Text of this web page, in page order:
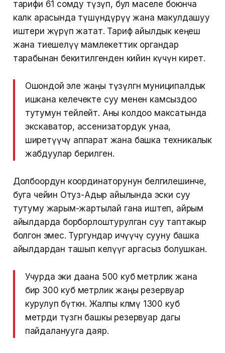
тарифи 61 сомду түзүп, бул маселе боюнча
калк арасында түшүндүрүү жана макулдашуу
иштери жүрүп жатат. Тариф айылдык кеңеш
жана тиешелүү мамлекеттик органдар
тарабынан бекитилгенден кийин күчүнө кирет.
Ошондой эле жаңы түзүлгөн муниципалдык
ишкана келечекте суу менен камсыздоо
тутумун тейлейт. Аны колдоо максатында
экскаватор, ассенизатордук унаа,
ширетүүчү аппарат жана башка техникалык
жабдуулар берилген.
Долбоордун координаторунун белгилешинче,
буга чейин Отуз-Адыр айылында эски суу
тутуму жарым-жартылай гана иштеп, айрым
айылдарда борборлоштурулган суу таптакыр
болгон эмес. Тургундар ичүүчү сууну башка
айылдардан ташып келүүгө аргасыз болушкан.
Учурда эки даана 500 куб метрлик жана
бир 300 куб метрлик жаңы резервуар
курулуп бүткөн. Жалпы көлөмү 1300 куб
метрди түзгөн башкы резервуар дагы
пайдаланууга даяр.